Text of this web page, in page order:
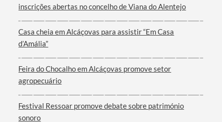
inscrições abertas no concelho de Viana do Alentejo
Casa cheia em Alcáçovas para assistir “Em Casa
d’Amália”
Feira do Chocalho em Alcáçovas promove setor
agropecuário
Festival Ressoar promove debate sobre património
sonoro